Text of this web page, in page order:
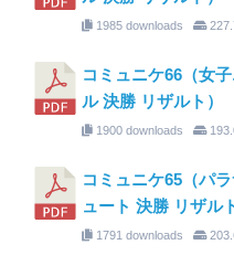
1985 downloads
コミュニケ66（女
ル 決勝 リザルト）
1900 downloads
コミュニケ65（パ
ュート 決勝 リザル
1791 downloads